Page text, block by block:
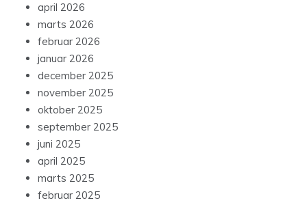
april 2026
marts 2026
februar 2026
januar 2026
december 2025
november 2025
oktober 2025
september 2025
juni 2025
april 2025
marts 2025
februar 2025